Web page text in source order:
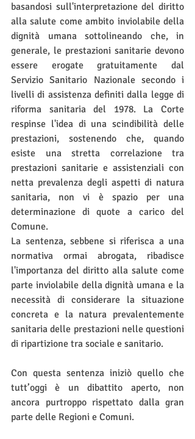
basandosi sull'interpretazione del diritto
alla salute come ambito inviolabile della
dignità umana sottolineando che, in
generale, le prestazioni sanitarie devono
essere erogate gratuitamente dal
Servizio Sanitario Nazionale secondo i
livelli di assistenza definiti dalla legge di
riforma sanitaria del 1978. La Corte
respinse l'idea di una scindibilità delle
prestazioni, sostenendo che, quando
esiste una stretta correlazione tra
prestazioni sanitarie e assistenziali con
netta prevalenza degli aspetti di natura
sanitaria, non vi è spazio per una
determinazione di quote a carico del
Comune.
La sentenza, sebbene si riferisca a una
normativa ormai abrogata, ribadisce
l'importanza del diritto alla salute come
parte inviolabile della dignità umana e la
necessità di considerare la situazione
concreta e la natura prevalentemente
sanitaria delle prestazioni nelle questioni
di ripartizione tra sociale e sanitario.
Con questa sentenza iniziò quello che
tutt’oggi è un dibattito aperto, non
ancora purtroppo rispettato dalla gran
parte delle Regioni e Comuni.